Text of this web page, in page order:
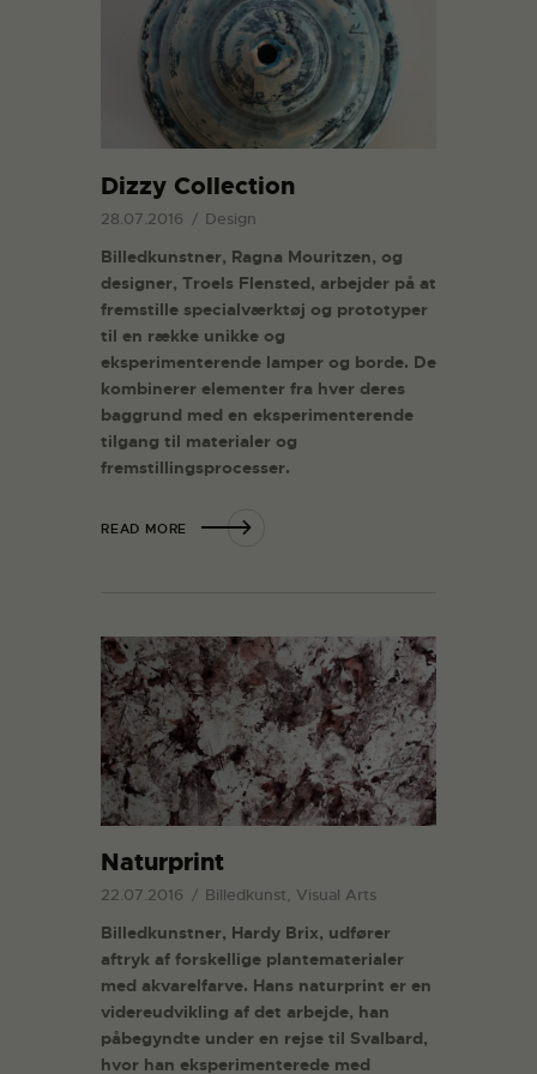
Dizzy Collection
28.07.2016 Design
Billedkunstner, Ragna Mouritzen, og
designer, Troels Flensted, arbejder på at
fremstille specialværktøj og prototyper
til en række unikke og
eksperimenterende lamper og borde. De
kombinerer elementer fra hver deres
baggrund med en eksperimenterende
tilgang til materialer og
fremstillingsprocesser.
READ MORE
Naturprint
22.07.2016 Billedkunst, Visual Arts
Billedkunstner, Hardy Brix, udfører
aftryk af forskellige plantematerialer
med akvarelfarve. Hans naturprint er en
videreudvikling af det arbejde, han
påbegyndte under en rejse til Svalbard,
hvor han eksperimenterede med